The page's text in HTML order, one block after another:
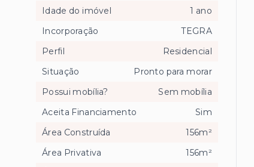
Idade do imóvel
1 ano
Incorporação
TEGRA
Perfil
Residencial
Situação
Pronto para morar
Possui mobília?
Sem mobília
Aceita Financiamento
Sim
Área Construída
156m²
Área Privativa
156m²